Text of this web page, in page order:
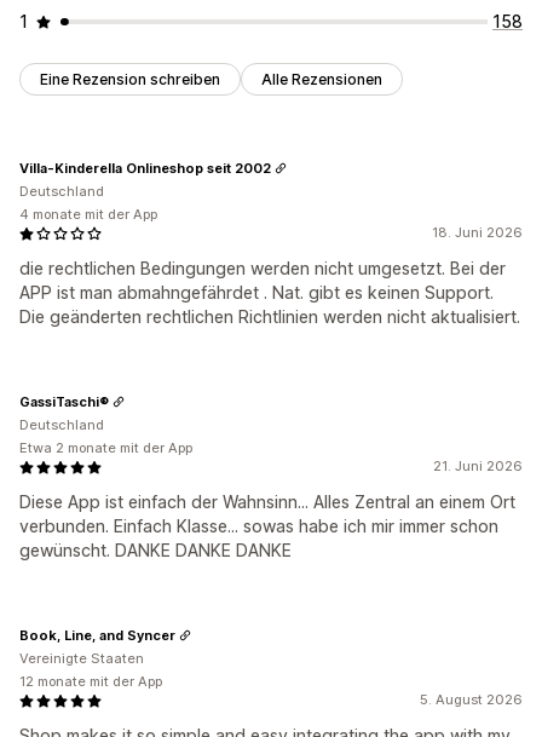
1
158
Eine Rezension schreiben Alle Rezensionen
18. Juni 2026
die rechtlichen Bedingungen werden nicht umgesetzt. Bei der
APP ist man abmahngefährdet . Nat. gibt es keinen Support.
Die geänderten rechtlichen Richtlinien werden nicht aktualisiert.
Villa-Kinderella Onlineshop seit 2002
Deutschland
4 monate mit der App
21. Juni 2026
Diese App ist einfach der Wahnsinn... Alles Zentral an einem Ort
verbunden. Einfach Klasse... sowas habe ich mir immer schon
gewünscht. DANKE DANKE DANKE
GassiTaschi®
Deutschland
Etwa 2 monate mit der App
5. August 2026
Book, Line, and Syncer
Vereinigte Staaten
12 monate mit der App